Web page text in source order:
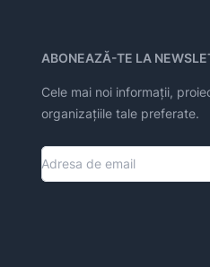
ABONEAZĂ-TE LA
Cele mai noi informații,
organizațiile tale preferate.